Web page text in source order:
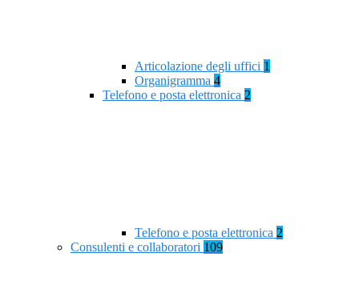
Articolazione degli uffici 1
Organigramma 4
Telefono e posta elettronica 2
Telefono e posta elettronica 2
Consulenti e collaboratori 109